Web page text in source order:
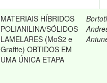
MATERIAIS HÍBRIDOS
POLIANILINA/SÓLIDOS
LAMELARES (MoS2 e
Grafite) OBTIDOS EM
UMA ÚNICA ETAPA